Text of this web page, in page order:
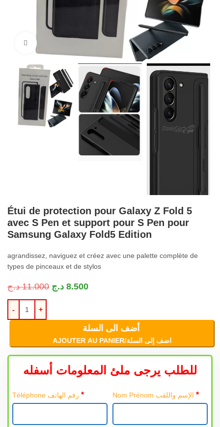
Cliquez pour agrandir
Étui de protection pour Galaxy Z Fold 5
avec S Pen et support pour S Pen pour
Samsung Galaxy Fold5 Edition
agrandissez, naviguez et créez avec une palette complète de
types de pinceaux et de stylos
11.000 د.ج 8.500 د.ج
أضف الى السلة
AJOUTER AU PANIER/اضف إلى السلة
للطلب يرجى ملئ المعلومات أسفله
Téléphone رقم الهاتف* *